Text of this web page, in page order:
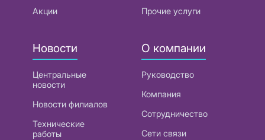
Акции
Прочие услуги
Новости
Центральные
новости
Новости филиалов
Технические
работы
О компании
Руководство
Компания
Сотрудничество
Сети связи